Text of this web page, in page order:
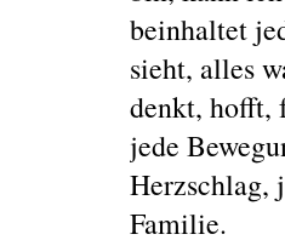
beinhaltet
sieht, alles
denkt, hofft,
jede
Herzschlag,
Familie.